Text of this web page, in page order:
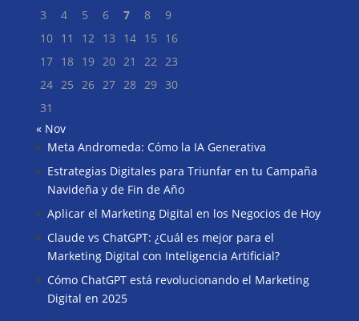
3
4 5 6 7 8
9
10 11 12 13 14 15
16
17 18 19 20 21 22 23
24 25 26 27 28 29 30
31
« Nov
Meta Andromeda: Cómo la IA Generativa
Estrategias Digitales para Triunfar en tu Campaña
Navideña y de Fin de Año
Aplicar el Marketing Digital en los Negocios de Hoy
Claude vs ChatGPT: ¿Cuál es mejor para el
Marketing Digital con Inteligencia Artificial?
Cómo ChatGPT está revolucionando el Marketing
Digital en 2025